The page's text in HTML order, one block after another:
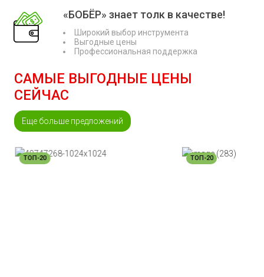
«БОБЁР» знает толк в качестве!
Широкий выбор инструмента
Выгодные цены
Профессиональная поддержка
САМЫЕ ВЫГОДНЫЕ ЦЕНЫ
СЕЙЧАС
Еще больше предложений
ТОП-20 ТОП-20